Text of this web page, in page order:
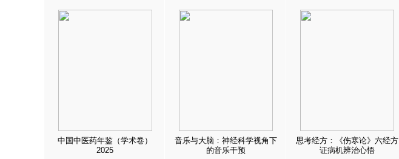
中国中医药年鉴（学术卷）
2025
音乐与大脑：神经科学视角下
的音乐干预
思考经方：《伤寒论》六经方
证病机辨治心悟